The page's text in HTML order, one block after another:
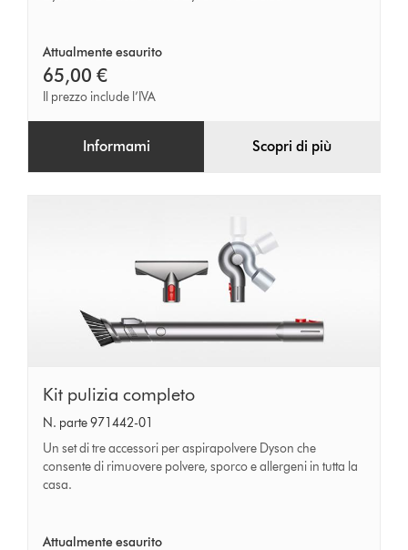
Attualmente esaurito
65,00 €
Il prezzo include l’IVA
Informami Scopri di più
Kit
pulizia
completo
Kit pulizia completo
N. parte 971442-01
Un set di tre accessori per aspirapolvere Dyson che
consente di rimuovere polvere, sporco e allergeni in tutta la
casa.
Attualmente esaurito